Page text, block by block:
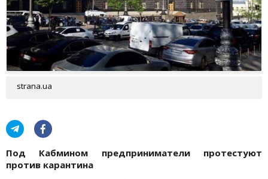
strana.ua
Под Кабмином предприниматели протестуют
против карантина